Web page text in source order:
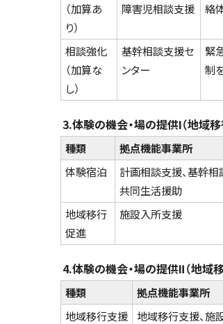
（加算あ
り）
障害児相談支援
絡
相談強化
（加算な
し）
基幹相談支援セ
ンター
緊
制
3.体験の機会・場の提供Ⅰ（地域
種類 拠点機能事業所
体験宿泊
計画相談支援、基幹相
共同生活援助
地域移行
促進
施設入所支援
4.体験の機会・場の提供Ⅱ（地域
種類 拠点機能事業所
地域移行支援
地域移行支援、施